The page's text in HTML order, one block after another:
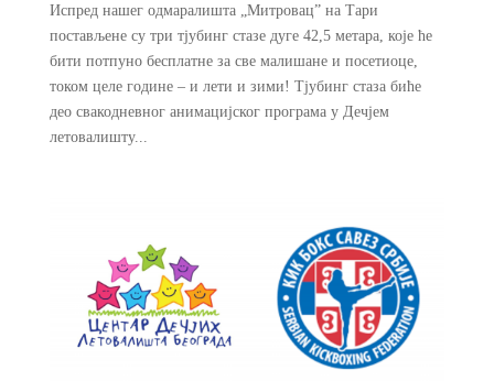
Испред нашег одмаралишта „Митровац” на Тари
постављене су три тјубинг стазе дуге 42,5 метара, које ће
бити потпуно бесплатне за све малишане и посетиоце,
током целе године – и лети и зими! Тјубинг стаза биће
део свакодневног анимацијског програма у Дечјем
летовалишту...